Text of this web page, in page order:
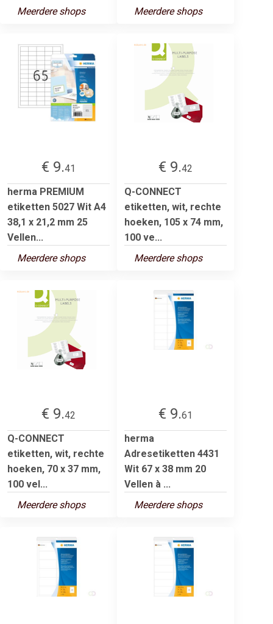
Meerdere shops
Meerdere shops
€ 9.41
herma PREMIUM
etiketten 5027 Wit A4
38,1 x 21,2 mm 25
Vellen...
Meerdere shops
€ 9.42
Q-CONNECT
etiketten, wit, rechte
hoeken, 105 x 74 mm,
100 ve...
Meerdere shops
€ 9.42
Q-CONNECT
etiketten, wit, rechte
hoeken, 70 x 37 mm,
100 vel...
Meerdere shops
€ 9.61
herma
Adresetiketten 4431
Wit 67 x 38 mm 20
Vellen à ...
Meerdere shops